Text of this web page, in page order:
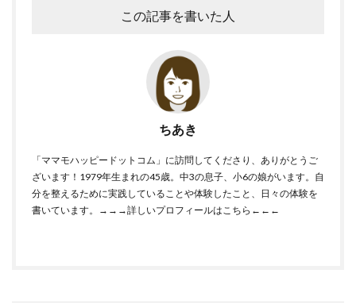
この記事を書いた人
ちあき
「ママモハッピードットコム」に訪問してくださり、ありがとうご
ざいます！1979年生まれの45歳。中3の息子、小6の娘がいます。自
分を整えるために実践していることや体験したこと、日々の体験を
書いています。
→→→詳しいプロフィールはこちら←←←